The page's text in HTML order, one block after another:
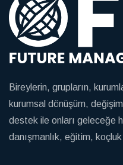
Bireylerin, grupların,
kurumsal dönüşüm,
destek ile onları geleceğe
danışmanlık, eğitim,